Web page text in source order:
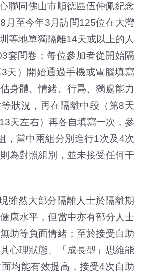
聯同佛山市順德區伍仲佩紀念
月至今年3月訪問125位在大灣
等地單獨隔離14天或以上的人
套問卷；每位參加者從開始隔
天）開始通過手機或電腦填寫
身體、情緒、行爲、獨處能力
狀況，再在隔離中段（第8天
天左右）再各自填寫一次，參
，當中兩組分別進行1次及4次
為對照組別，並未接受任何干
雖然大部分隔離人士於隔離期
康水平，但當中亦有部分人士
助等負面情緒；至於接受自助
心理狀態、「成長型」思維能
均能有效提高，接受4次自助